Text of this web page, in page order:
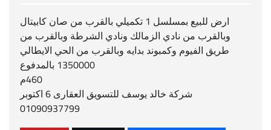
ارض للبيع بمسلسل 1 تكميلي بالقرب من صان كابيتال
وبالقرب من نادي الزمالك ونادي الشرطة وبالقرب من
طريق الفيوم وكمبوند بدايه وبالقرب من الحي الايطالي
1350000 بالمدفوع
460م
شركة خالد يوسف للتسويق العقارى 6 اكتوبر
01090937799